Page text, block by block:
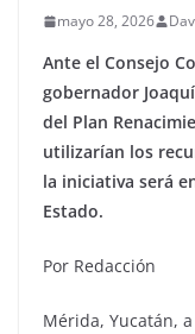
mayo 28, 2026
Ante el Consejo
gobernador
del Plan
utilizarían los
la iniciativa será
Estado.
Por Redacción
Mérida, Yucatán,